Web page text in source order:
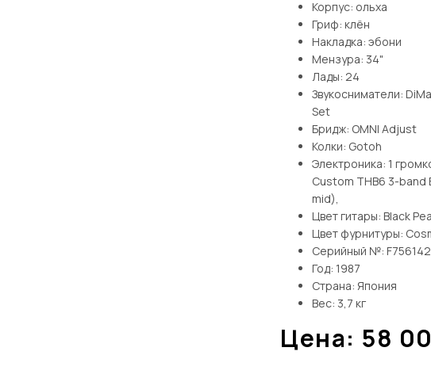
Корпус: ольха
Гриф: клён
Накладка: эбони
Мензура: 34"
Лады: 24
Звукосниматели:
Set
Бридж: OMNI Adjust
Колки: Gotoh
Электроника: 1
Custom THB6 3-band
mid),
Цвет гитары: Black
Цвет фурнитуры:
Серийный №: F756142
Год: 1987
Страна: Япония
Вес: 3,7 кг
Цена: 58